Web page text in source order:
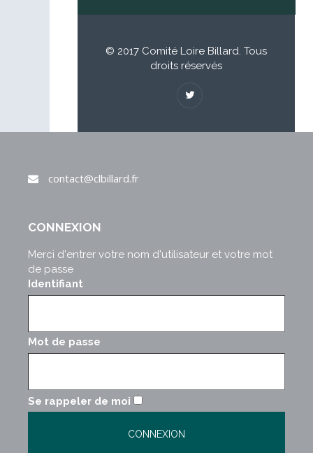
© 2017 Comité Loire Billard. Tous
droits réservés
contact@clbillard.fr
CONNEXION
Merci d'entrer votre nom d'utilisateur et votre mot
de passe
Identifiant
Mot de passe
Se rappeler de moi